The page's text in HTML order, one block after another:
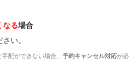
なる場合
い。
配ができない場合、 予約キャンセル対応が必